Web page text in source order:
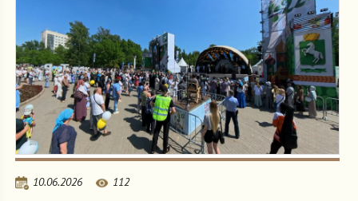
10.06.2026 112